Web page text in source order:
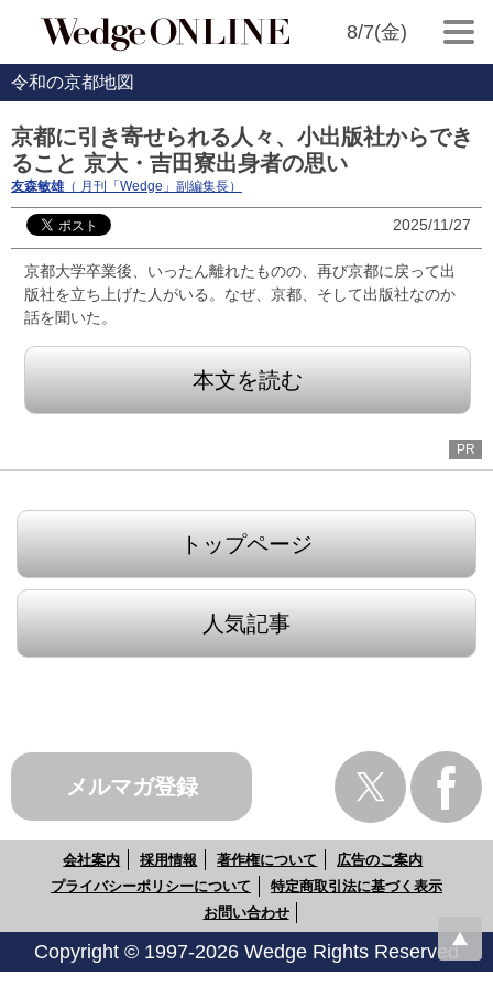
8/7(金)
令和の京都地図
京都に引き寄せられる人々、小出版社からでき
ること 京大・吉田寮出身者の思い
友森敏雄（ 月刊「Wedge」副編集長）
2025/11/27
京都大学卒業後、いったん離れたものの、再び京都に戻って出
版社を立ち上げた人がいる。なぜ、京都、そして出版社なのか
話を聞いた。
本文を読む
PR
トップページ
人気記事
メルマガ登録
会社案内 採用情報 著作権について
広告のご案内
プライバシーポリシーについて
特定商取引法に基づく表示
お問い合わせ
Copyright © 1997-2026 Wedge Rights Reserved